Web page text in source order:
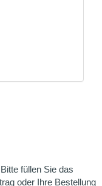
füllen Sie das
oder Ihre Bestellung